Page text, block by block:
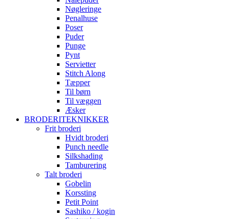
Nøgleringe
Penalhuse
Poser
Puder
Punge
Pynt
Servietter
Stitch Along
Tæpper
Til børn
Til væggen
Æsker
BRODERITEKNIKKER
Frit broderi
Hvidt broderi
Punch needle
Silkshading
Tamburering
Talt broderi
Gobelin
Korssting
Petit Point
Sashiko / kogin